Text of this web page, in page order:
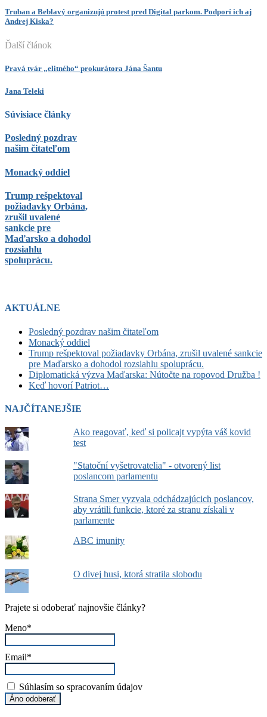
Truban a Beblavý organizujú protest pred Digital parkom. Podporí ich aj
Andrej Kiska?
Ďalší článok
Pravá tvár „elitného“ prokurátora Jána Šantu
Jana Teleki
Súvisiace články
Posledný pozdrav
našim čitateľom
Monacký oddiel
Trump rešpektoval
požiadavky Orbána,
zrušil uvalené
sankcie pre
Maďarsko a dohodol
rozsiahlu
spoluprácu.
AKTUÁLNE
Posledný pozdrav našim čitateľom
Monacký oddiel
Trump rešpektoval požiadavky Orbána, zrušil uvalené sankcie
pre Maďarsko a dohodol rozsiahlu spoluprácu.
Diplomatická výzva Maďarska: Nútočte na ropovod Družba !
Keď hovorí Patriot…
NAJČÍTANEJŠIE
Ako reagovať, keď si policajt vypýta váš kovid
test
"Statoční vyšetrovatelia" - otvorený list
poslancom parlamentu
Strana Smer vyzvala odchádzajúcich poslancov,
aby vrátili funkcie, ktoré za stranu získali v
parlamente
ABC imunity
O divej husi, ktorá stratila slobodu
Prajete si odoberať najnovšie články?
Meno*
Email*
Súhlasím so spracovaním údajov